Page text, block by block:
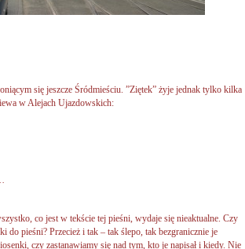
się jeszcze Śródmieściu. ”Ziętek” żyje jednak tylko kilka
w Alejach Ujazdowskich:
co jest w tekście tej pieśni, wydaje się nieaktualne. Czy
do pieśni? Przecież i tak – tak ślepo, tak bezgranicznie je
czy zastanawiamy się nad tym, kto je napisał i kiedy. Nie